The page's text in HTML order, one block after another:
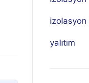
izolasyon
yalıtım